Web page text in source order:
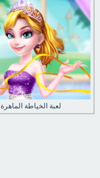
لعبة الخياطة الماهرة